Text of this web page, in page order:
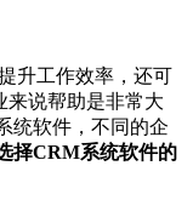
升工作效率，还可
来说帮助是非常大
统软件，不同的企
择CRM系统软件的